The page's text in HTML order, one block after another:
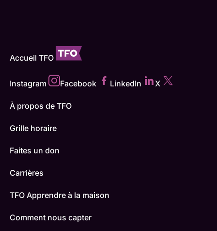
Accueil TFO
Instagram Facebook LinkedIn X
À propos de TFO
Grille horaire
Faites un don
Carrières
TFO Apprendre à la maison
Comment nous capter